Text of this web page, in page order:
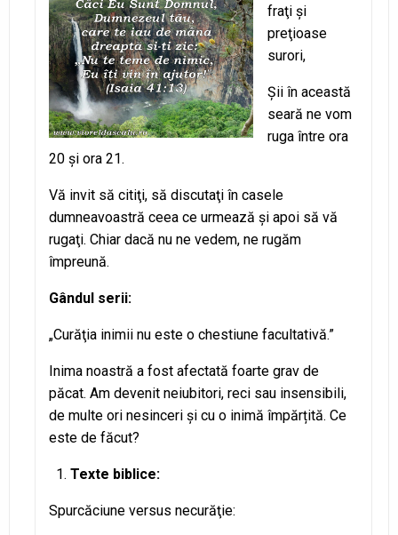
fraţi şi
preţioase
surori,
Şii în această
seară ne vom
ruga între ora
20 şi ora 21.
Vă invit să citiţi, să discutaţi în casele
dumneavoastră ceea ce urmează şi apoi să vă
rugaţi. Chiar dacă nu ne vedem, ne rugăm
împreună.
Gândul serii:
„Curăţia inimii nu este o chestiune facultativă.”
Inima noastră a fost afectată foarte grav de
păcat. Am devenit neiubitori, reci sau insensibili,
de multe ori nesinceri şi cu o inimă împărțită. Ce
este de făcut?
Texte biblice:
Spurcăciune versus necurăţie: